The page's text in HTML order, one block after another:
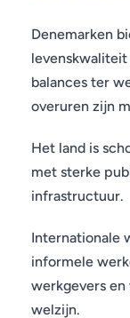
Denemarken
balances ter
overuren zijn
Het land is
met sterke
infrastructuur.
Internationale
informele
werkgevers
welzijn.